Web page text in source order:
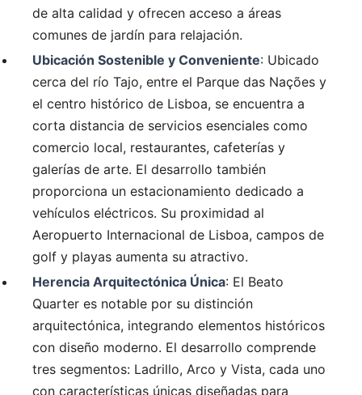
de alta calidad y ofrecen acceso a áreas
comunes de jardín para relajación.
Ubicación Sostenible y Conveniente: Ubicado
cerca del río Tajo, entre el Parque das Nações y
el centro histórico de Lisboa, se encuentra a
corta distancia de servicios esenciales como
comercio local, restaurantes, cafeterías y
galerías de arte. El desarrollo también
proporciona un estacionamiento dedicado a
vehículos eléctricos. Su proximidad al
Aeropuerto Internacional de Lisboa, campos de
golf y playas aumenta su atractivo.
Herencia Arquitectónica Única: El Beato
Quarter es notable por su distinción
arquitectónica, integrando elementos históricos
con diseño moderno. El desarrollo comprende
tres segmentos: Ladrillo, Arco y Vista, cada uno
con características únicas diseñadas para